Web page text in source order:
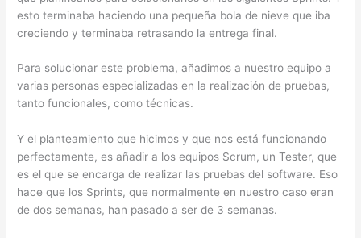
esto terminaba haciendo una pequeña bola de nieve que iba
creciendo y terminaba retrasando la entrega final.
Para solucionar este problema, añadimos a nuestro equipo a
varias personas especializadas en la realización de pruebas,
tanto funcionales, como técnicas.
Y el planteamiento que hicimos y que nos está funcionando
perfectamente, es añadir a los equipos Scrum, un Tester, que
es el que se encarga de realizar las pruebas del software. Eso
hace que los Sprints, que normalmente en nuestro caso eran
de dos semanas, han pasado a ser de 3 semanas.